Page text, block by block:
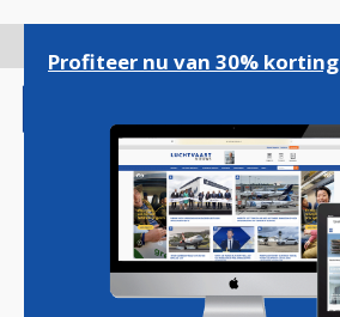
gaan
Magazine Podcasts
Profiteer nu van 30% korting